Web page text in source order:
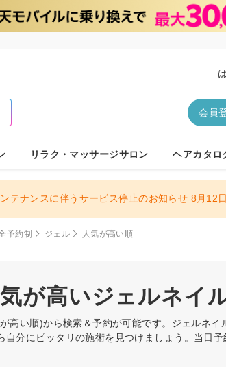
会員
リラク・マッサージサロン ヘアカタロ
テナンスに伴うサービス停止のお知らせ 8月12
予約制 ジェル 人気が高い順
が高いジェルネイ
高い順)から検索＆予約が可能です。ジェルネ
分にピッタリの施術を見つけましょう。当日予